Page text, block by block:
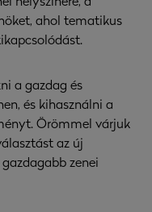
helyszínére, a
ahol tematikus
a gazdag és
és kihasználni a
Örömmel várjuk
az új
zenei